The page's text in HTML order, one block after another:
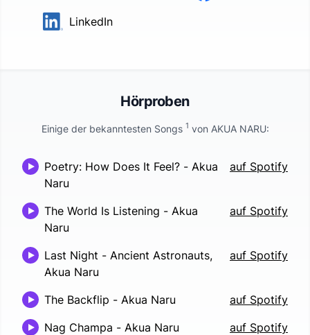
LinkedIn
Hörproben
Einige der bekanntesten Songs 1 von AKUA NARU:
Poetry: How Does It Feel? - Akua
Naru
auf Spotify
The World Is Listening - Akua
Naru
auf Spotify
Last Night - Ancient Astronauts,
Akua Naru
auf Spotify
The Backflip - Akua Naru
auf Spotify
Nag Champa - Akua Naru auf Spotify